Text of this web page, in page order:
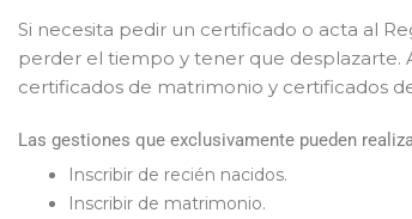
Si necesita pedir un certificado o acta al
perder el tiempo y tener que desplazarte.
certificados de matrimonio y certificados
Las gestiones que exclusivamente pueden
Inscribir de recién nacidos.
Inscribir de matrimonio.